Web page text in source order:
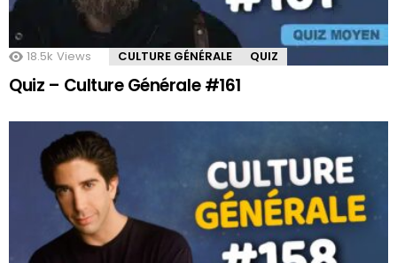
18.5k Views CULTURE GÉNÉRALE QUIZ
Quiz – Culture Générale #161